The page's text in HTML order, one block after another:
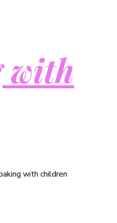
with
with children